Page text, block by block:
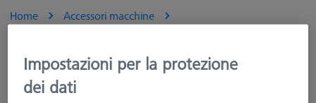
Home
Accessori macchine
Artefatti verifica metrologica
RT Check, per O-INSPECT e DURAMAX
Impostazioni per la protezione
dei dati